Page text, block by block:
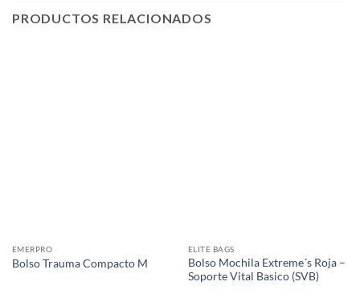
PRODUCTOS RELACIONADOS
EMERPRO
Bolso Trauma Compacto M
ELITE BAGS
Bolso Mochila Extreme´s Roja –
Soporte Vital Basico (SVB)